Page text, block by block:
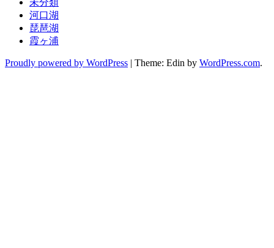
未分類
河口湖
琵琶湖
霞ヶ浦
Proudly powered by WordPress | Theme: Edin by WordPress.com.